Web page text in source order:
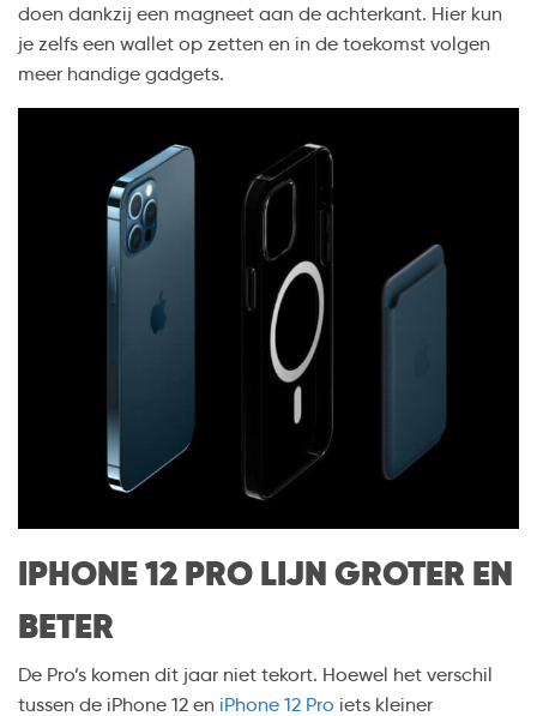
doen dankzij een magneet aan de achterkant. Hier kun
je zelfs een wallet op zetten en in de toekomst volgen
meer handige gadgets.
IPHONE 12 PRO LIJN GROTER EN
BETER
De Pro’s komen dit jaar niet tekort. Hoewel het verschil
tussen de iPhone 12 en iPhone 12 Pro iets kleiner